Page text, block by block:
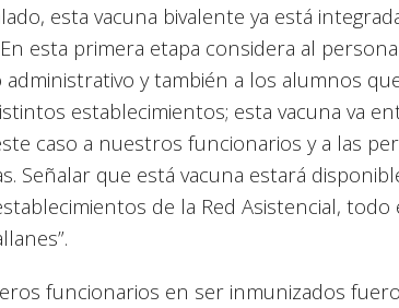
esta vacuna bivalente ya está
esta primera etapa considera al
y también a los alumnos
establecimientos; esta vacuna va
caso a nuestros funcionarios y a las
Señalar que está vacuna estará
de la Red Asistencial,
funcionarios en ser inmunizados